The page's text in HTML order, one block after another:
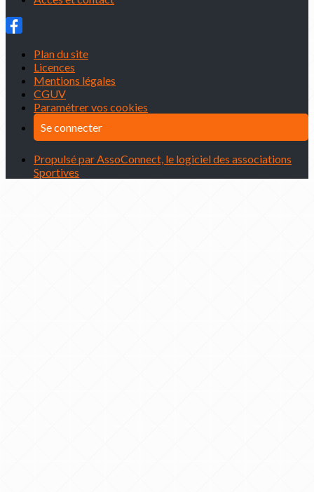
Plan du site
Licences
Mentions légales
CGUV
Paramétrer vos cookies
Se connecter
Propulsé par AssoConnect, le logiciel des associations
Sportives